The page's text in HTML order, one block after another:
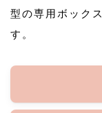
型の専用ボック
す。